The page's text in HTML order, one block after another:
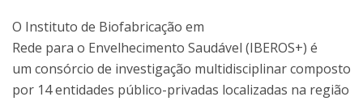
O Instituto de Biofabricação em
Rede para o Envelhecimento Saudável (IBEROS+) é
um consórcio de investigação multidisciplinar composto
por 14 entidades público-privadas localizadas na região